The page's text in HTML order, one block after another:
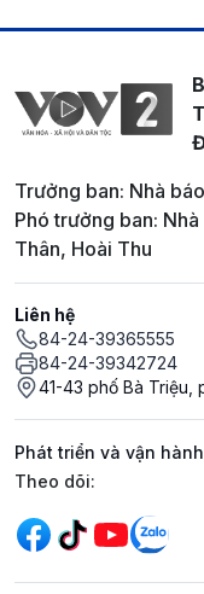
Trưởng ban: Nhà
Phó trưởng ban:
Thân, Hoài Thu
Liên hệ
84-24-39365555
84-24-39342724
41-43 phố Bà Triệu,
Phát triển và vận
Mạng xã hội
Theo dõi: